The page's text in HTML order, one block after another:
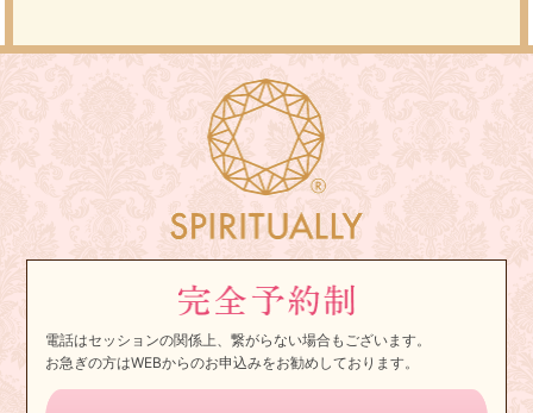
電話はセッションの関係上、繋がらない場合もございます。
お急ぎの方はWEBからのお申込みをお勧めしております。